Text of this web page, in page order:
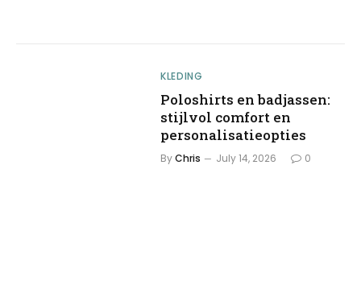
KLEDING
Poloshirts en badjassen:
stijlvol comfort en
personalisatieopties
ByChris July 14, 2026 0